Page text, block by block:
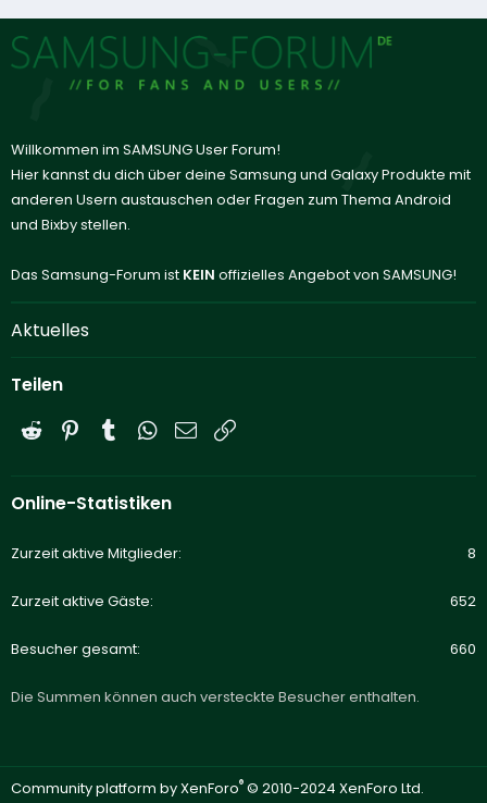
Willkommen im SAMSUNG User Forum!
Hier kannst du dich über deine Samsung und Galaxy Produkte mit
anderen Usern austauschen oder Fragen zum Thema Android
und Bixby stellen.
Das Samsung-Forum ist KEIN offizielles Angebot von SAMSUNG!
Aktuelles
Teilen
Reddit PinterestTumblrWhatsApp
E-Mail
Online-Statistiken
Zurzeit aktive Mitglieder 8
Zurzeit aktive Gäste 652
Besucher gesamt 660
Die Summen können auch versteckte Besucher enthalten.
Community platform by XenForo® © 2010-2024 XenForo Ltd.